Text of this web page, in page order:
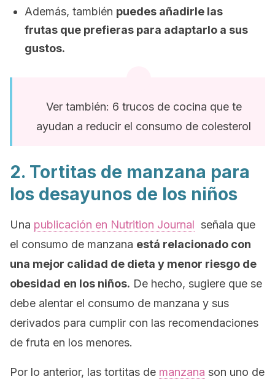
Además, también puedes añadirle las
frutas que prefieras para adaptarlo a sus
gustos.
Ver también: 6 trucos de cocina que te
ayudan a reducir el consumo de colesterol
2. Tortitas de manzana para
los desayunos de los niños
Una publicación en Nutrition Journal señala que
el consumo de manzana está relacionado con
una mejor calidad de dieta y menor riesgo de
obesidad en los niños. De hecho, sugiere que se
debe alentar el consumo de manzana y sus
derivados para cumplir con las recomendaciones
de fruta en los menores.
Por lo anterior, las tortitas de manzana son uno de